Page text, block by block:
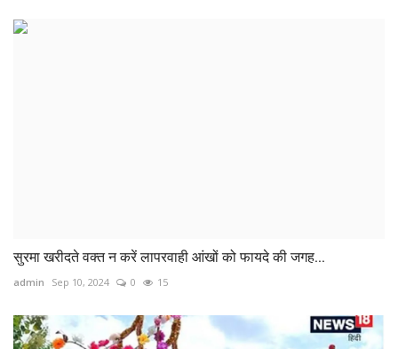
सुरमा खरीदते वक्त न करें लापरवाही आंखों को फायदे की जगह...
admin Sep 10, 2024 0 15